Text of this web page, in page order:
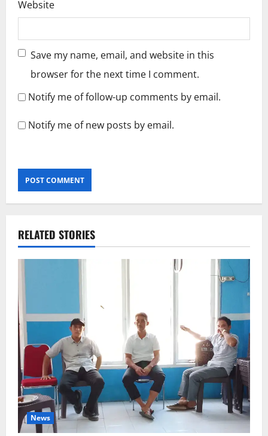
Website
Save my name, email, and website in this
browser for the next time I comment.
Notify me of follow-up comments by email.
Notify me of new posts by email.
RELATED STORIES
News